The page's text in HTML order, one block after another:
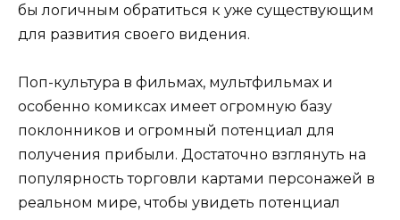
бы логичным обратиться к уже существующим
для развития своего видения.
Поп-культура в фильмах, мультфильмах и
особенно комиксах имеет огромную базу
поклонников и огромный потенциал для
получения прибыли. Достаточно взглянуть на
популярность торговли картами персонажей в
реальном мире, чтобы увидеть потенциал